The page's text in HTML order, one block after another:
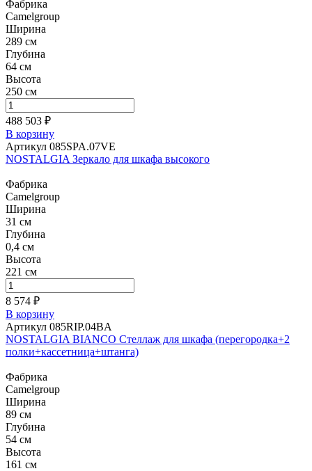
Фабрика
Camelgroup
Ширина
289 см
Глубина
64 см
Высота
250 см
488 503 ₽
В корзину
Артикул 085SPA.07VE
NOSTALGIA Зеркало для шкафа высокого
Фабрика
Camelgroup
Ширина
31 см
Глубина
0,4 см
Высота
221 см
8 574 ₽
В корзину
Артикул 085RIP.04BA
NOSTALGIA BIANCO Стеллаж для шкафа (перегородка+2
полки+кассетница+штанга)
Фабрика
Camelgroup
Ширина
89 см
Глубина
54 см
Высота
161 см